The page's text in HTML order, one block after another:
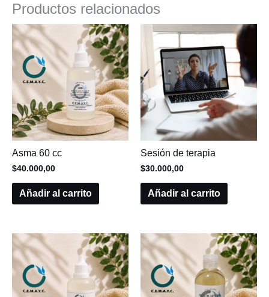
Productos relacionados
Asma 60 cc
$40.000,00
Añadir al carrito
Sesión de terapia
$30.000,00
Añadir al carrito